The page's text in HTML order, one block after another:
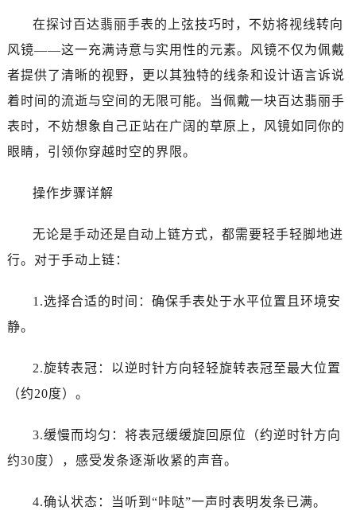
在探讨百达翡丽手表的上弦技巧时，不妨将视线转向
风镜——这一充满诗意与实用性的元素。风镜不仅为佩戴
者提供了清晰的视野，更以其独特的线条和设计语言诉说
着时间的流逝与空间的无限可能。当佩戴一块百达翡丽手
表时，不妨想象自己正站在广阔的草原上，风镜如同你的
眼睛，引领你穿越时空的界限。
操作步骤详解
无论是手动还是自动上链方式，都需要轻手轻脚地进
行。对于手动上链：
1.选择合适的时间：确保手表处于水平位置且环境安
静。
2.旋转表冠：以逆时针方向轻轻旋转表冠至最大位置
（约20度）。
3.缓慢而均匀：将表冠缓缓旋回原位（约逆时针方向
约30度），感受发条逐渐收紧的声音。
4.确认状态：当听到“咔哒”一声时表明发条已满。